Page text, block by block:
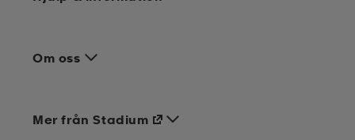
Om oss
Mer från Stadium